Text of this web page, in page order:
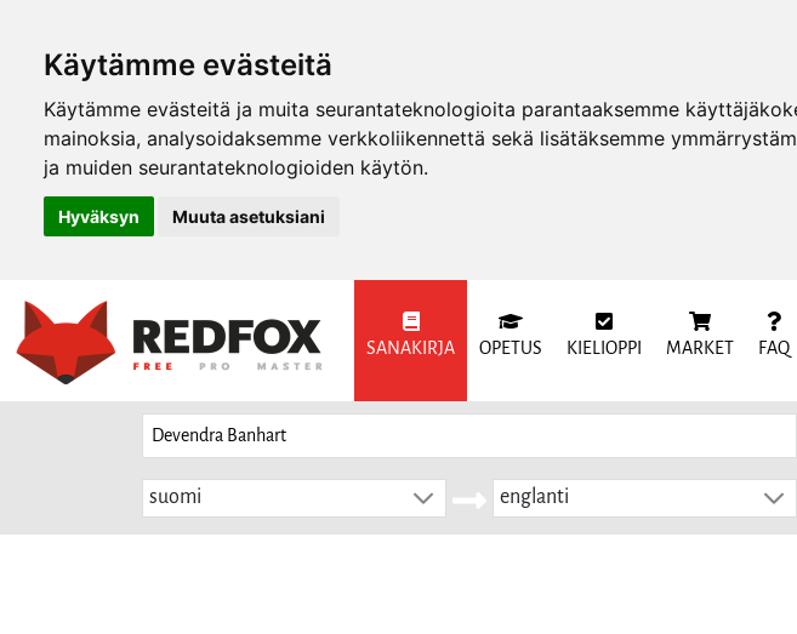
Käytämme evästeitä
Käytämme evästeitä ja muita seurantateknologioita parantaaksemme
mainoksia, analysoidaksemme verkkoliikennettä sekä lisätäksemme
ja muiden seurantateknologioiden käytön.
Hyväksyn Muuta asetuksiani
SANAKIRJA OPETUS KIELIOPPI MARKET FAQ
suomi englanti